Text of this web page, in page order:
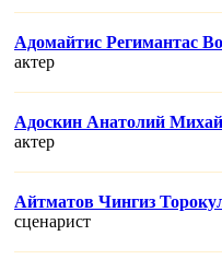
Адомайтис Регимантас
актер
Адоскин Анатолий
актер
Айтматов Чингиз
сценарист